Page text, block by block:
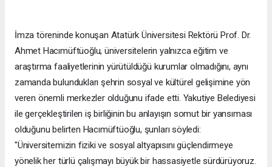
İmza töreninde konuşan Atatürk Üniversitesi Rektörü Prof. Dr.
Ahmet Hacımüftüoğlu, üniversitelerin yalnızca eğitim ve
araştırma faaliyetlerinin yürütüldüğü kurumlar olmadığını, aynı
zamanda bulundukları şehrin sosyal ve kültürel gelişimine yön
veren önemli merkezler olduğunu ifade etti. Yakutiye Belediyesi
ile gerçekleştirilen iş birliğinin bu anlayışın somut bir yansıması
olduğunu belirten Hacımüftüoğlu, şunları söyledi:
"Üniversitemizin fiziki ve sosyal altyapısını güçlendirmeye
yönelik her türlü çalışmayı büyük bir hassasiyetle sürdürüyoruz.